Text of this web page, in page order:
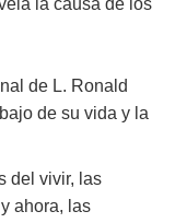
la causa de los
de L. Ronald
de su vida y la
del vivir, las
ahora, las